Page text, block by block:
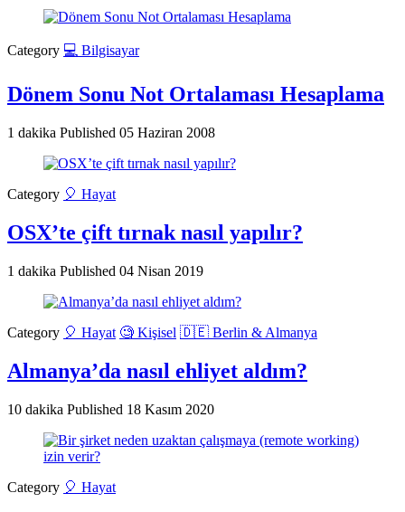
Category 💻 Bilgisayar
Dönem Sonu Not Ortalaması Hesaplama
1 dakika Published 05 Haziran 2008
Category 🎈 Hayat
OSX’te çift tırnak nasıl yapılır?
1 dakika Published 04 Nisan 2019
Category 🎈 Hayat 🧐 Kişisel 🇩🇪 Berlin & Almanya
Almanya’da nasıl ehliyet aldım?
10 dakika Published 18 Kasım 2020
Category 🎈 Hayat